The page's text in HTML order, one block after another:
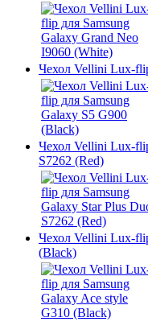
Чехол Vellini Lux-
Чехол Vellini Lux-
S7262 (Red)
Чехол Vellini Lux-
(Black)